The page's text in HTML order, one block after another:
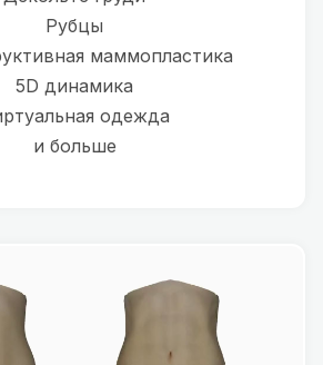
Рубцы
маммопластика
5D динамика
одежда
и больше